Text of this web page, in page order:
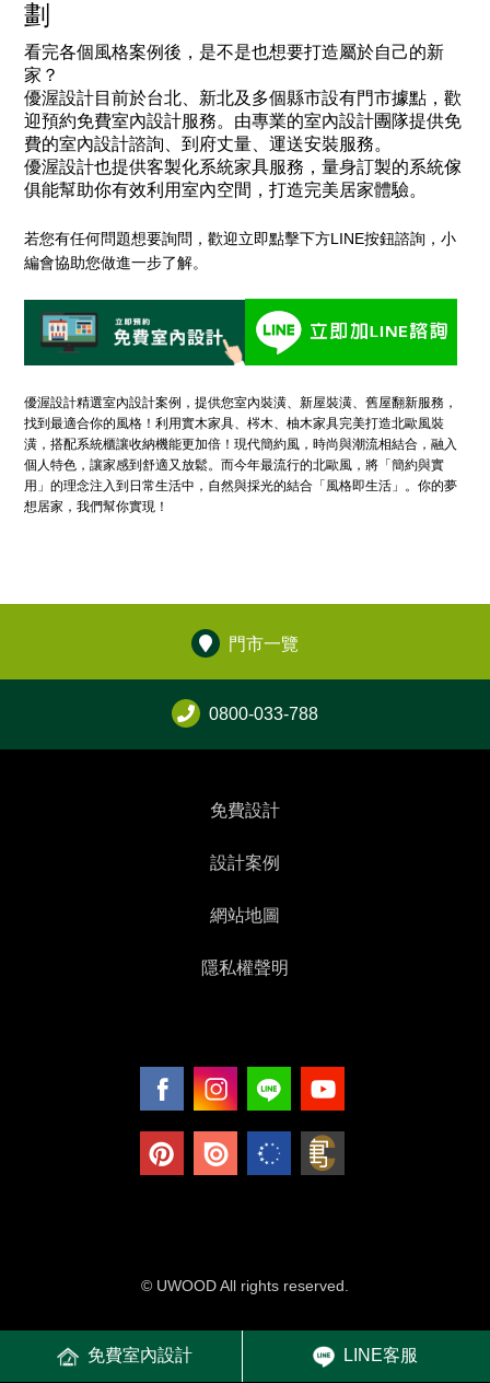
免費室內設計 LINE客服
劃
看完各個風格案例後，是不是也想要打造屬於自己的新
家？
優渥設計目前於台北、新北及多個縣市設有門市據點，歡
迎預約免費室內設計服務。由專業的室內設計團隊提供免
費的室內設計諮詢、到府丈量、運送安裝服務。
優渥設計也提供客製化系統家具服務，量身訂製的系統傢
俱能幫助你有效利用室內空間，打造完美居家體驗。
若您有任何問題想要詢問，歡迎立即點擊下方LINE按鈕諮詢，小
編會協助您做進一步了解。
優渥設計精選室內設計案例，提供您室內裝潢、新屋裝潢、舊屋翻新服務，
找到最適合你的風格！利用實木家具、梣木、柚木家具完美打造北歐風裝
潢，搭配系統櫃讓收納機能更加倍！現代簡約風，時尚與潮流相結合，融入
個人特色，讓家感到舒適又放鬆。而今年最流行的北歐風，將「簡約與實
用」的理念注入到日常生活中，自然與採光的結合「風格即生活」。你的夢
想居家，我們幫你實現！
門市一覽
0800-033-788
免費設計
設計案例
網站地圖
隱私權聲明
© UWOOD All rights reserved.